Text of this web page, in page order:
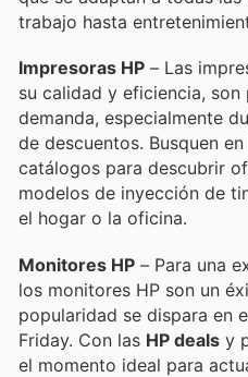
trabajo hasta
Impresoras HP – Las
su calidad y eficiencia,
demanda, especialmente
de descuentos. Busquen
catálogos para descubrir
modelos de inyección de
el hogar o la oficina.
Monitores HP – Para una
los monitores HP son un
popularidad se dispara en
Friday. Con las HP deals y
el momento ideal para